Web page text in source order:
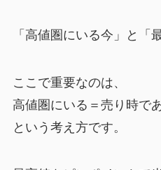
「高値圏にいる今」と「
ここで重要なのは、
高値圏にいる＝売り時で
という考え方です。